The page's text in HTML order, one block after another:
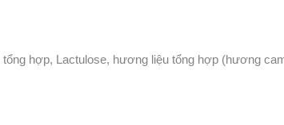
hợp, Lactulose, hương liệu tổng hợp (hương